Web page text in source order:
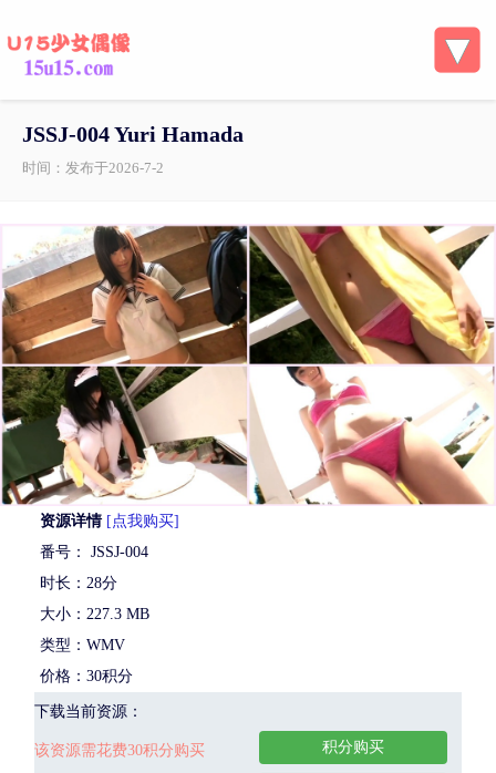
JSSJ-004 Yuri Hamada
时间：发布于2026-7-2
资源详情 [点我购买]
番号： JSSJ-004
时长：28分
大小：227.3 MB
类型：WMV
价格：30积分
下载当前资源：
该资源需花费30积分购买 积分购买